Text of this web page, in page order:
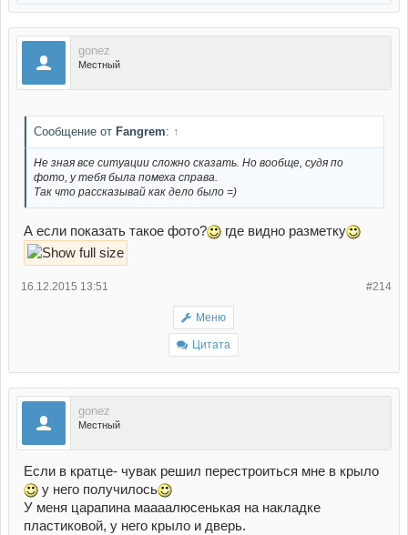
gonez
Местный
Сообщение от Fangrem: ↑
Не зная все ситуации сложно сказать. Но вообще, судя по
фото, у тебя была помеха справа.
Так что рассказывай как дело было =)
А если показать такое фото? где видно разметку
#214
16.12.2015 13:51
Меню
Цитата
gonez
Местный
Если в кратце- чувак решил перестроиться мне в крыло
у него получилось
У меня царапина маааалюсенькая на накладке
пластиковой, у него крыло и дверь.